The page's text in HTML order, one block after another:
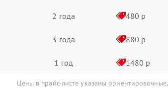
2 года 480 р
3 года 880 р
1 год 1480 р
Цены в прайс-листе указаны ориентировочные,